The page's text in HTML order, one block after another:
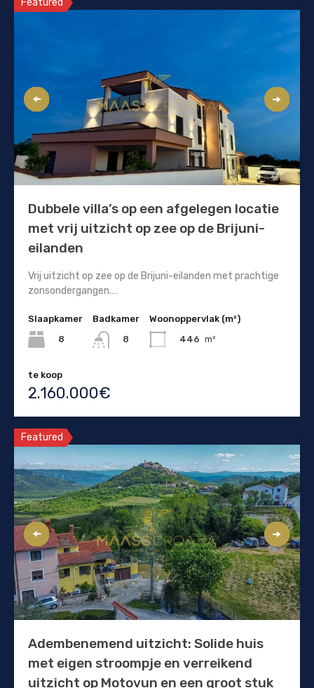
Featured
Dubbele villa’s op een afgelegen locatie
met vrij uitzicht op zee op de Brijuni-
eilanden
Vrij uitzicht op zee op de Brijuni-eilanden met prachtige
zonsondergangen.…
Slaapkamer
8
Badkamer
8
Woonoppervlak (m²)
446 m²
te koop
2.160.000€
Featured
Adembenemend uitzicht: Solide huis
met eigen stroompje en verreikend
uitzicht op Motovun en een groot stuk